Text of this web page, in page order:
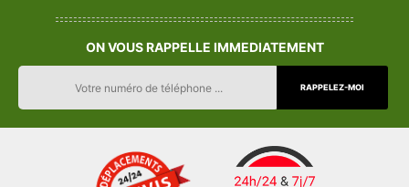
ON VOUS RAPPELLE IMMEDIATEMENT